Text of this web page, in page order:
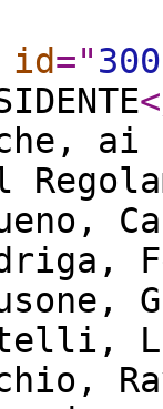
id="
che,